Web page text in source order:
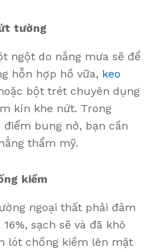
tường
ngột do nắng mưa sẽ để
hỗn hợp hồ vữa, keo
bột trét chuyên dụng
kín khe nứt. Trong
bung nở, bạn cần
thẩm mỹ.
kiềm
ngoại thất phải đảm
sạch sẽ và đã khô
lót chống kiềm lên mặt